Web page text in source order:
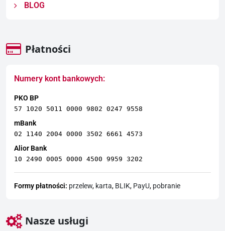
BLOG
Płatności
Numery kont bankowych:
PKO BP
57 1020 5011 0000 9802 0247 9558
mBank
02 1140 2004 0000 3502 6661 4573
Alior Bank
10 2490 0005 0000 4500 9959 3202
Formy płatności: przelew, karta, BLIK, PayU, pobranie
Nasze usługi